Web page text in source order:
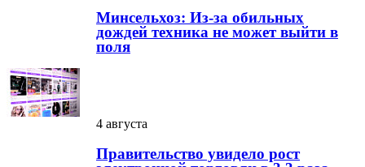
Минсельхоз: Из-за обильных
дождей техника не может выйти в
поля
4 августа
Правительство увидело рост